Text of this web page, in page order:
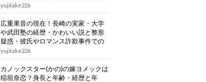
画像もまとめ
yujitake226
広重果音の現在！長崎の実家・大学
や武田塾の経歴・かわいい説と整形
疑惑・彼氏やロマンス詐欺事件での
逮捕もまとめ
yujitake226
カノックスター(かの)の嫁ヨメックは
稲垣奈恋？身長と年齢・経歴と年